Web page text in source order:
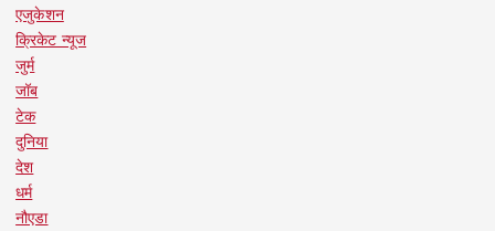
एजुकेशन
क्रिकेट न्यूज
जुर्म
जॉब
टेक
दुनिया
देश
धर्म
नौएडा